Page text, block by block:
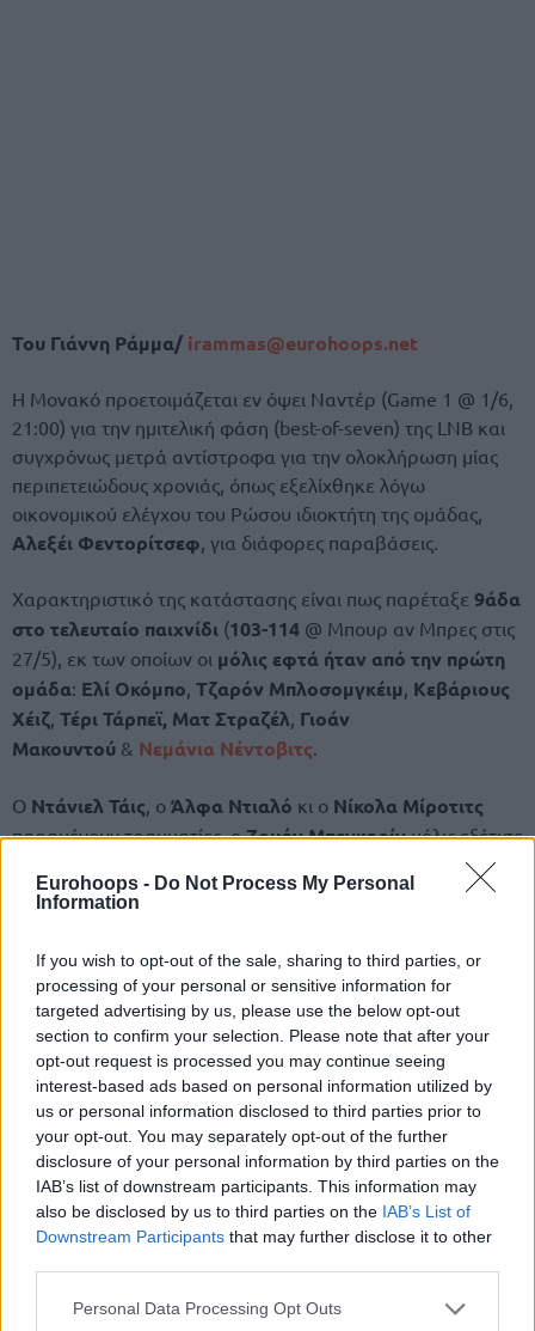
Eurohoops - Do Not Process My Personal
Information
If you wish to opt-out of the sale, sharing to third parties, or
processing of your personal or sensitive information for
targeted advertising by us, please use the below opt-out
section to confirm your selection. Please note that after your
opt-out request is processed you may continue seeing
interest-based ads based on personal information utilized by
us or personal information disclosed to third parties prior to
your opt-out. You may separately opt-out of the further
disclosure of your personal information by third parties on the
IAB’s list of downstream participants. This information may
also be disclosed by us to third parties on the IAB’s List of
Downstream Participants that may further disclose it to other
Please note that this website/app uses one or more Google
Personal Data Processing Opt Outs
Του Γιάννη Ράμμα/ irammas@eurohoops.net
Η Μονακό προετοιμάζεται εν όψει Ναντέρ (Game 1 @ 1/6,
21:00) για την ημιτελική φάση (best-of-seven) της LNB και
συγχρόνως μετρά αντίστροφα για την ολοκλήρωση μίας
περιπετειώδους χρονιάς, όπως εξελίχθηκε λόγω
οικονομικού ελέγχου του Ρώσου ιδιοκτήτη της ομάδας,
Αλεξέι Φεντορίτσεφ, για διάφορες παραβάσεις.
Χαρακτηριστικό της κατάστασης είναι πως παρέταξε 9άδα
στο τελευταίο παιχνίδι (103-114 @ Μπουρ αν Μπρες στις
27/5), εκ των οποίων οι μόλις εφτά ήταν από την πρώτη
ομάδα: Ελί Οκόμπο, Τζαρόν Μπλοσομγκέιμ, Κεβάριους
Χέιζ, Τέρι Τάρπεϊ, Ματ Στραζέλ, Γιοάν
Μακουντού & Νεμάνια Νέντοβιτς.
Ο Ντάνιελ Τάις , ο Άλφα Ντιαλό κι ο Νίκολα Μίροτιτς
παραμένουν τραυματίες, οΖουάν Μπεγκαρίνμόλις εξέτισε
Μάικ Τζέιμς
επέλεξε να απέχει λόγω μη καταβολής δεδουλευμένων,
Οι προπονήσεις διεξάγονται με δυσκολία, αφού δε
συμπληρώνουν ούτε δεκάδα για 5on5, τουλάχιστον οι
παίκτες τουΣέργκι Γκλάντιρ(αντί τουΜανούτσαρ
Μαρκοϊσβίλιστην Ευρωλίγκα) το… διασκεδάζουν.
“Χθες στην προπόνηση θύμιζα τον Τζέισον Κιντ στα
καλύτερά του, ο
Νέντοβιτς τον Κλέι Τόμπσον κι ο Χέιζ τον
Ντουάιτ Χάουαρντ. Η καλύτερη προπόνηση 3on3 στην
ιστορία”,έγραψε στοΧο Μάικ Τζέιμς.